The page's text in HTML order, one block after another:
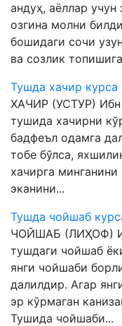
андуҳ, аёллар
озгина молни
бошидаги сочи
ва созлик
Тушда хачир курса
ХАЧИР (УСТУР) Ибн
тушида хачирни
бадфеъл одамга
тобе бўлса,
хачирга
эканини...
Тушда чойшаб
ЧОЙШАБ (ЛИҲОФ)
тушдаги чойшаб
янги чойшаби
далилдир. Агар
эр кўрмаган
Тушида чойшаби...